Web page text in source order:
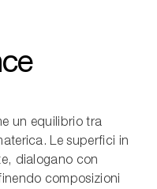
un equilibrio tra
Le superfici in
dialogano con
composizioni